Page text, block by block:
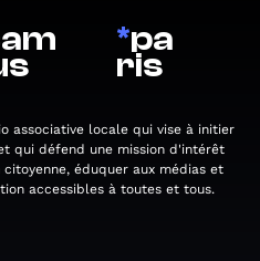
*pa
ris
associative locale qui vise à initier
qui défend une mission d'intérêt
éduquer aux médias et
accessibles à toutes et tous.